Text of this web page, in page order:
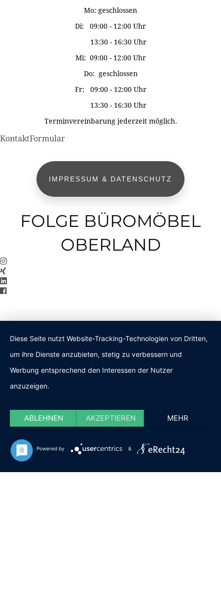
Mo: geschlossen
Di: 09:00 - 12:00 Uhr
13:30 - 16:30 Uhr
Mi: 09:00 - 12:00 Uhr
Do: geschlossen
Fr: 09:00 - 12:00 Uhr
13:30 - 16:30 Uhr
Terminvereinbarung jederzeit möglich.
KontaktFormular
IMPRESSUM & DATENSCHUTZ
FOLGE BÜROMÖBEL
OBERLAND
Diese Seite nutzt Website-Tracking-Technologien von Dritten,
um ihre Dienste anzubieten, stetig zu verbessern und
Werbung entsprechend den Interessen der Nutzer
anzuzeigen.
ABLEHNEN AKZEPTIEREN MEHR
Powered by &